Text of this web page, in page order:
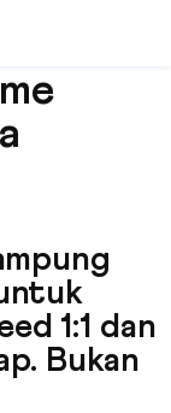
1:1 dan
Bukan